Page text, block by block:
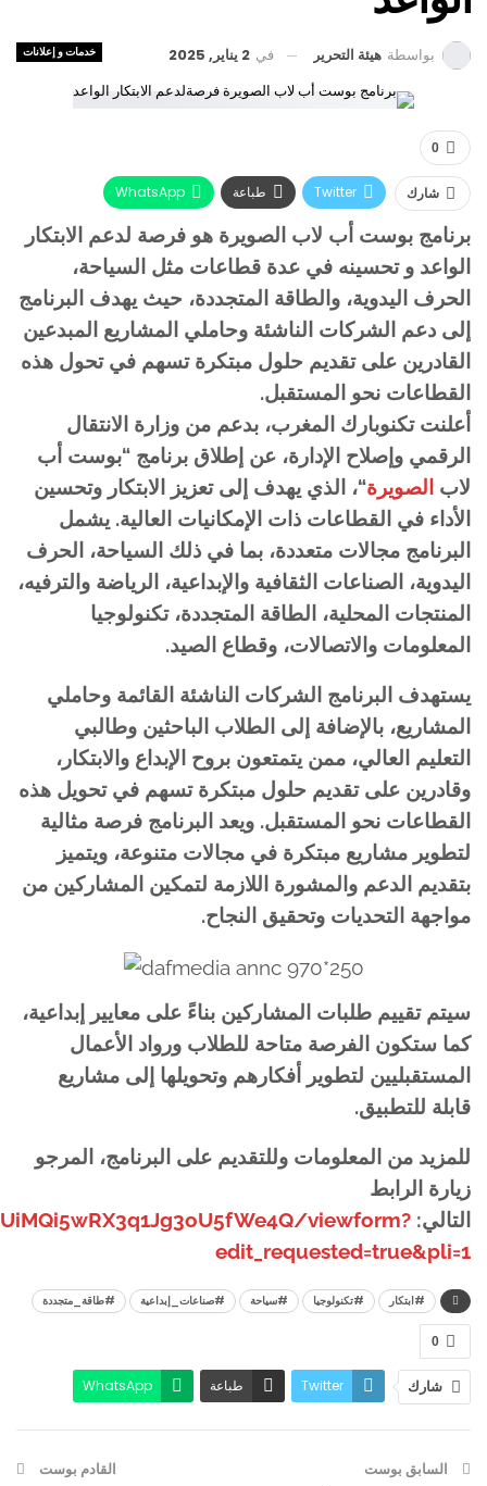
خدمات و إعلانات بواسطة هيئة التحرير في 2 يناير, 2025
0
شارك Twitter طباعة
WhatsApp
البريد الإلكتروني
Facebook
برنامج بوست أب لاب الصويرة هو فرصة لدعم الابتكار
الواعد و تحسينه في عدة قطاعات مثل السياحة،
الحرف اليدوية، والطاقة المتجددة، حيث يهدف البرنامج
إلى دعم الشركات الناشئة وحاملي المشاريع المبدعين
القادرين على تقديم حلول مبتكرة تسهم في تحول هذه
القطاعات نحو المستقبل.
أعلنت تكنوبارك المغرب، بدعم من وزارة الانتقال
الرقمي وإصلاح الإدارة، عن إطلاق برنامج “بوست أب
لاب الصويرة“، الذي يهدف إلى تعزيز الابتكار وتحسين
الأداء في القطاعات ذات الإمكانيات العالية. يشمل
البرنامج مجالات متعددة، بما في ذلك السياحة، الحرف
اليدوية، الصناعات الثقافية والإبداعية، الرياضة والترفيه،
المنتجات المحلية، الطاقة المتجددة، تكنولوجيا
المعلومات والاتصالات، وقطاع الصيد.
يستهدف البرنامج الشركات الناشئة القائمة وحاملي
المشاريع، بالإضافة إلى الطلاب الباحثين وطالبي
التعليم العالي، ممن يتمتعون بروح الإبداع والابتكار،
وقادرين على تقديم حلول مبتكرة تسهم في تحويل هذه
القطاعات نحو المستقبل. ويعد البرنامج فرصة مثالية
لتطوير مشاريع مبتكرة في مجالات متنوعة، ويتميز
بتقديم الدعم والمشورة اللازمة لتمكين المشاركين من
مواجهة التحديات وتحقيق النجاح.
سيتم تقييم طلبات المشاركين بناءً على معايير إبداعية،
كما ستكون الفرصة متاحة للطلاب ورواد الأعمال
المستقبليين لتطوير أفكارهم وتحويلها إلى مشاريع
قابلة للتطبيق.
للمزيد من المعلومات وللتقديم على البرنامج، المرجو
زيارة الرابط
التالي: viewform?
edit_requested=true&pli=1
#ابتكار #تكنولوجيا #سياحة #صناعات_إبداعية #طاقة_متجددة
0
شارك Twitter طباعة
WhatsApp
السابق بوست القادم بوست